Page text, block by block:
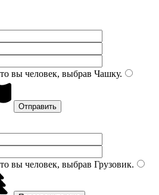
вы человек, выбрав Чашку.
вы человек, выбрав Грузовик.